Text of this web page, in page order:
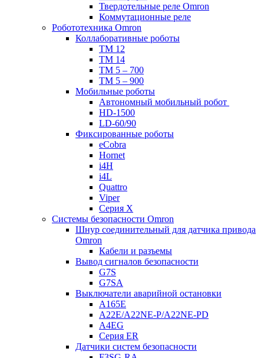
Твердотельные реле Omron
Коммутационные реле
Робототехника Omron
Коллаборативные роботы
TM 12
TM 14
TM 5 – 700
TM 5 – 900
Мобильные роботы
Автономный мобильный робот
HD-1500
LD-60/90
Фиксированные роботы
eCobra
Hornet
i4H
i4L
Quattro
Viper
Серия X
Системы безопасности Omron
Шнур соединительный для датчика привода
Omron
Кабели и разъемы
Вывод сигналов безопасности
G7S
G7SA
Выключатели аварийной остановки
A165E
A22E/A22NE-P/A22NE-PD
A4EG
Серия ER
Датчики систем безопасности